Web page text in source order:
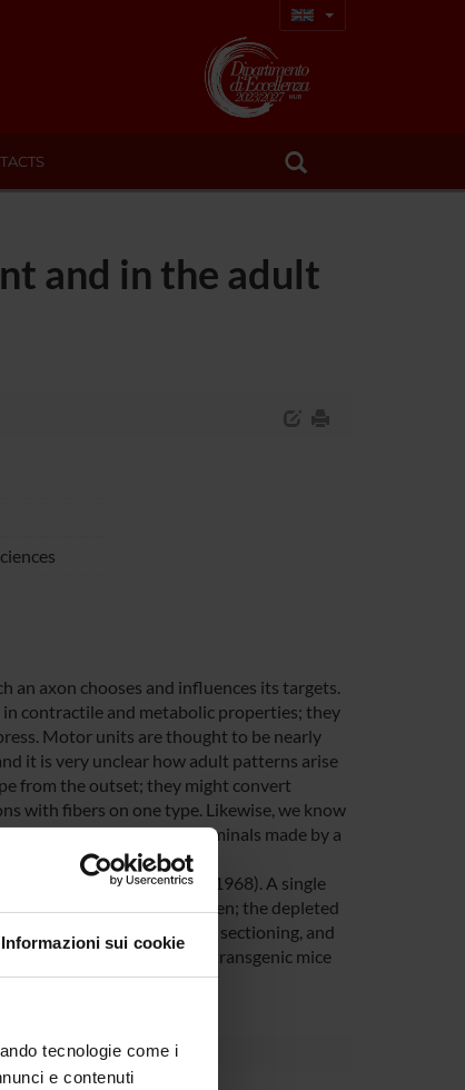
Informazioni sui cookie
tecnologie come i
e contenuti
and in the adult
an axon chooses and influences its targets.
contractile and metabolic properties; they
Motor units are thought to be nearly
it is very unclear how adult patterns arise
from the outset; they might convert
with fibers on one type. Likewise, we know
there is among nerve terminals made by a
(Edström and Kugelberg, 1968). A single
and stained for glycogen; the depleted
is difficult at best, requires sectioning, and
of single motor units in transgenic mice